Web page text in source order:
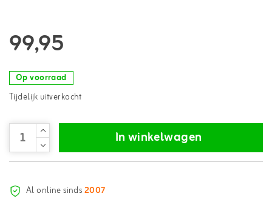
99,95
Op voorraad
Tijdelijk uitverkocht
In winkelwagen
Al online sinds2007